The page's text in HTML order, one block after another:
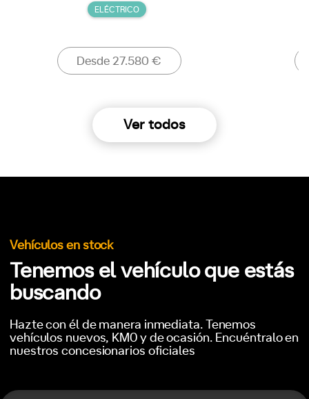
ELÉCTRICO
Desde 27.580 €
Ver todos
Vehículos en stock
Tenemos el vehículo que estás
buscando
Hazte con él de manera inmediata. Tenemos
vehículos nuevos, KM0 y de ocasión. Encuéntralo en
nuestros concesionarios oficiales